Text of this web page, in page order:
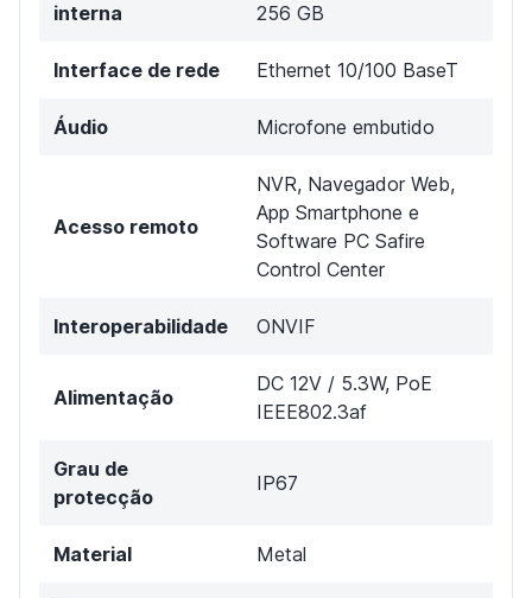
interna
256 GB
Interface de rede Ethernet 10/100 BaseT
Áudio Microfone embutido
Acesso remoto
NVR, Navegador Web,
App Smartphone e
Software PC Safire
Control Center
Interoperabilidade ONVIF
Alimentação
DC 12V / 5.3W, PoE
IEEE802.3af
Grau de
protecção
IP67
Material Metal